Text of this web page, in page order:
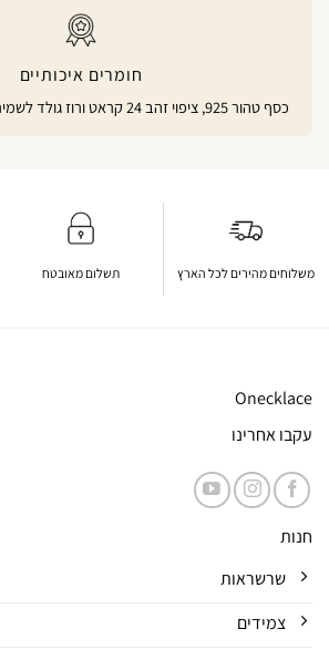
חומרים איכותיים
כסף טהור 925, ציפוי זהב 24 קראט ורוז גולד לשמירה על ברק לאורך זמן.
משלוחים מהירים לכל הארץ תשלום מאובטח
Onecklace
עקבו אחרינו
חנות
שרשראות
צמידים